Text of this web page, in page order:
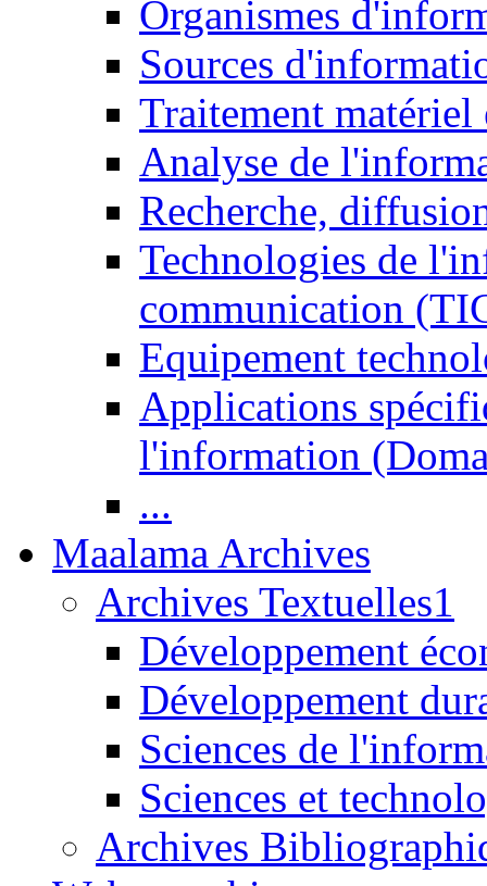
Organismes
Sources
Traitement matériel
Analyse de
Recherche,
Technologies de
communication
Equipement
Applications
l'information
...
Maalama Archives
Archives Textuelles1
Développement
Développement
Sciences de
Sciences et
Archives